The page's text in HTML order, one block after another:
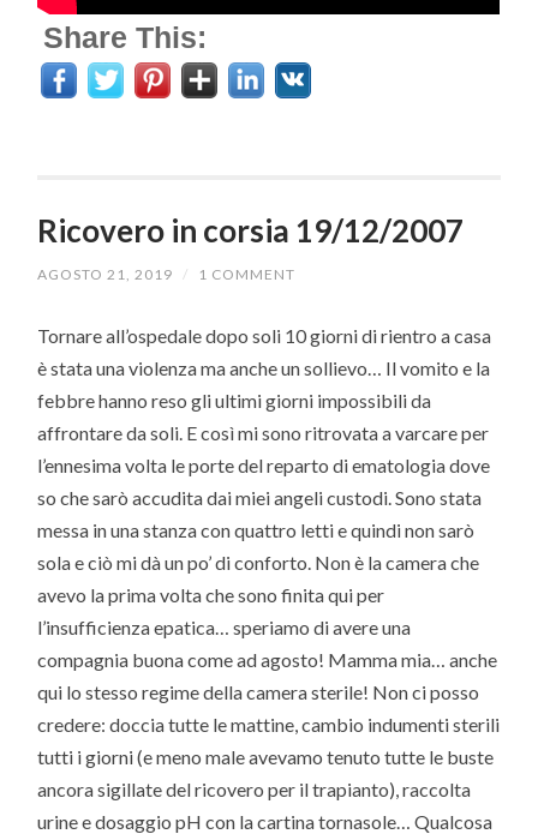
Share This:
Ricovero in corsia 19/12/2007
AGOSTO 21, 2019 / 1 COMMENT
Tornare all’ospedale dopo soli 10 giorni di rientro a casa
è stata una violenza ma anche un sollievo… Il vomito e la
febbre hanno reso gli ultimi giorni impossibili da
affrontare da soli. E così mi sono ritrovata a varcare per
l’ennesima volta le porte del reparto di ematologia dove
so che sarò accudita dai miei angeli custodi. Sono stata
messa in una stanza con quattro letti e quindi non sarò
sola e ciò mi dà un po’ di conforto. Non è la camera che
avevo la prima volta che sono finita qui per
l’insufficienza epatica… speriamo di avere una
compagnia buona come ad agosto! Mamma mia… anche
qui lo stesso regime della camera sterile! Non ci posso
credere: doccia tutte le mattine, cambio indumenti sterili
tutti i giorni (e meno male avevamo tenuto tutte le buste
ancora sigillate del ricovero per il trapianto), raccolta
urine e dosaggio pH con la cartina tornasole… Qualcosa